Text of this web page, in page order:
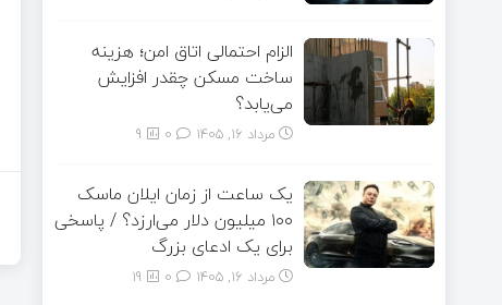
الزام احتمالی اتاق امن؛ هزینه
ساخت مسکن چقدر افزایش
می‌یابد؟
مرداد ۱۶, ۱۴۰۵ 9
یک ساعت از زمان ایلان ماسک
۱۰۰ میلیون دلار می‌ارزد؟ / پاسخی
برای یک ادعای بزرگ
مرداد ۱۶, ۱۴۰۵ 19